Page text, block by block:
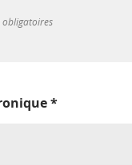
obligatoires
*